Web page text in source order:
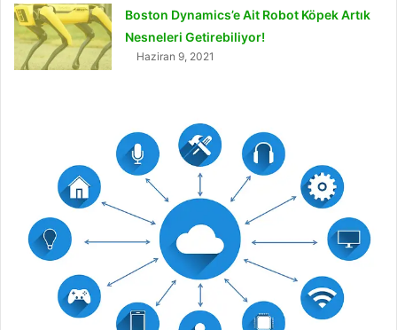
Boston Dynamics’e Ait Robot Köpek Artık
Nesneleri Getirebiliyor!
Haziran 9, 2021